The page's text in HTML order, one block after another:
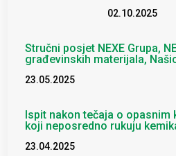
02.10.2025
Stručni posjet NEXE Grupa,
građevinskih materijala,
23.05.2025
Ispit nakon tečaja o opasnim
koji neposredno rukuju
23.04.2025